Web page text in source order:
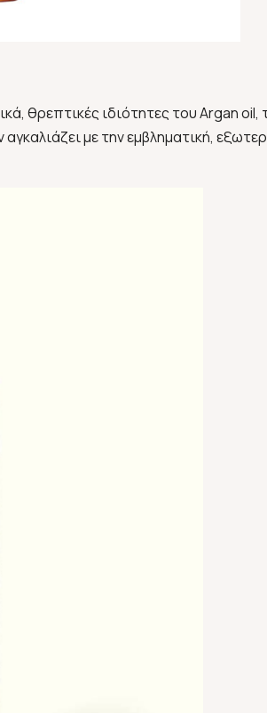
θρεπτικές ιδιότητες του Argan oil,
με την εμβληματική,